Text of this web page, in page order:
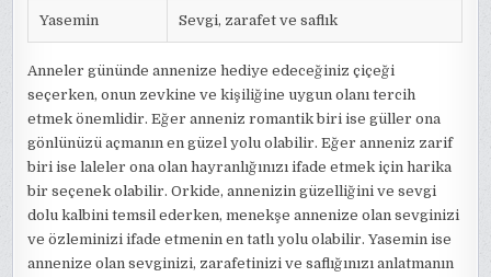
Yasemin Sevgi, zarafet ve saflık
Anneler gününde annenize hediye edeceğiniz çiçeği
seçerken, onun zevkine ve kişiliğine uygun olanı tercih
etmek önemlidir. Eğer anneniz romantik biri ise güller ona
gönlünüzü açmanın en güzel yolu olabilir. Eğer anneniz zarif
biri ise laleler ona olan hayranlığınızı ifade etmek için harika
bir seçenek olabilir. Orkide, annenizin güzelliğini ve sevgi
dolu kalbini temsil ederken, menekşe annenize olan sevginizi
ve özleminizi ifade etmenin en tatlı yolu olabilir. Yasemin ise
annenize olan sevginizi, zarafetinizi ve saflığınızı anlatmanın